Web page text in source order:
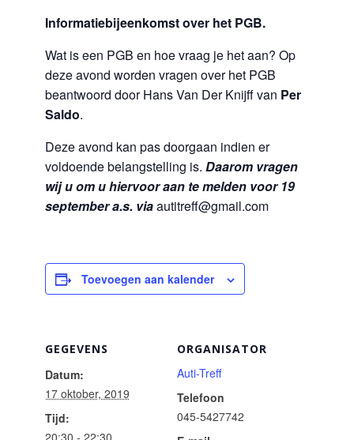
Informatiebijeenkomst over het PGB.
Wat is een PGB en hoe vraag je het aan? Op
deze avond worden vragen over het PGB
beantwoord door Hans Van Der Knijff van Per
Saldo.
Deze avond kan pas doorgaan indien er
voldoende belangstelling is. Daarom vragen
wij u om u hiervoor aan te melden voor 19
september a.s. viaautitreff@gmail.com
Toevoegen aan kalender
GEGEVENS
Datum:
17 oktober, 2019
Tijd:
20:30 - 22:30
ORGANISATOR
Auti-Treff
Telefoon
045-5427742